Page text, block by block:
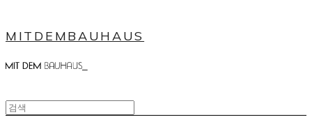
MITDEMBAUHAUS